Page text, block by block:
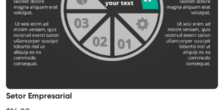
Setor Empresarial